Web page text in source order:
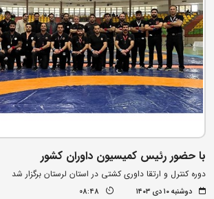
با حضور رئیس کمیسیون داوران کشور
دوره کنترل و ارتقا داوری کشتی در استان لرستان برگزار شد
دوشنبه ۱۰ دی ۱۴۰۳ 08:48